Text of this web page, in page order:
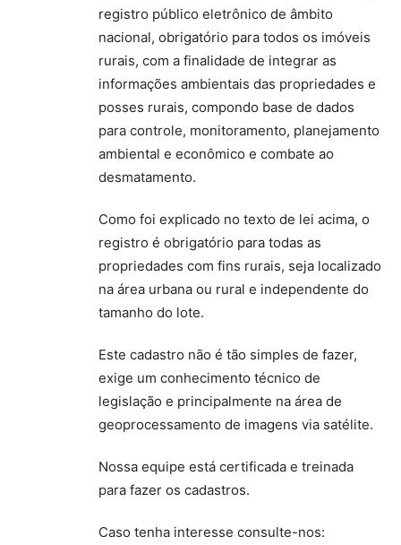
registro público eletrônico de âmbito
nacional, obrigatório para todos os imóveis
rurais, com a finalidade de integrar as
informações ambientais das propriedades e
posses rurais, compondo base de dados
para controle, monitoramento, planejamento
ambiental e econômico e combate ao
desmatamento.
Como foi explicado no texto de lei acima, o
registro é obrigatório para todas as
propriedades com fins rurais, seja localizado
na área urbana ou rural e independente do
tamanho do lote.
Este cadastro não é tão simples de fazer,
exige um conhecimento técnico de
legislação e principalmente na área de
geoprocessamento de imagens via satélite.
Nossa equipe está certificada e treinada
para fazer os cadastros.
Caso tenha interesse consulte-nos: